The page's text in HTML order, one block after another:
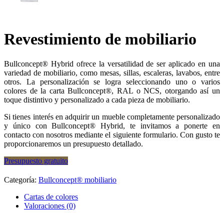
Revestimiento de mobiliario
Bullconcept® Hybrid ofrece la versatilidad de ser aplicado en una
variedad de mobiliario, como mesas, sillas, escaleras, lavabos, entre
otros. La personalización se logra seleccionando uno o varios
colores de la carta Bullconcept®, RAL o NCS, otorgando así un
toque distintivo y personalizado a cada pieza de mobiliario.
Si tienes interés en adquirir un mueble completamente personalizado
y único con Bullconcept® Hybrid, te invitamos a ponerte en
contacto con nosotros mediante el siguiente formulario. Con gusto te
proporcionaremos un presupuesto detallado.
Presupuesto gratuito
Categoría: Bullconcept® mobiliario
Cartas de colores
Valoraciones (0)